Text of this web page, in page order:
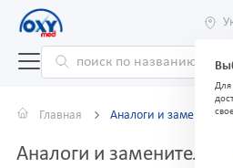
Для
Главная Аналоги и заменители
Аналоги и заменители